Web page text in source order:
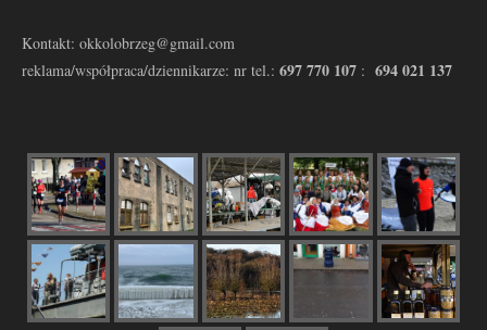
Kontakt: okkolobrzeg@gmail.com
reklama/współpraca/dziennikarze: nr tel.: 697 770 107 : 694 021 137